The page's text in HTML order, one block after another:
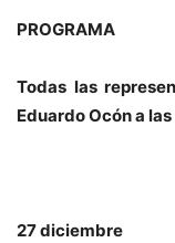
PROGRAMA
Todas las
Eduardo Ocón a las
27 diciembre